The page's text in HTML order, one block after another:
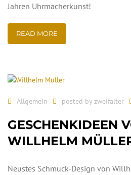
Jahren Uhrmacherkunst!
READ MORE
Allgemein posted by zweifalter
GESCHENKIDEEN
WILLHELM
Neustes Schmuck-Design von